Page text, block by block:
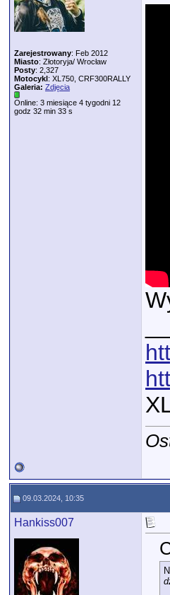
Zarejestrowany: Feb 2012
Miasto: Złotoryja/ Wrocław
Posty: 2,327
Motocykl: XL750, CRF300RALLY
Galeria: Zdjęcia
Online: 3 miesiące 4 tygodni 12
godz 32 min 33 s
09.03.2024, 10:35
Hankiss007